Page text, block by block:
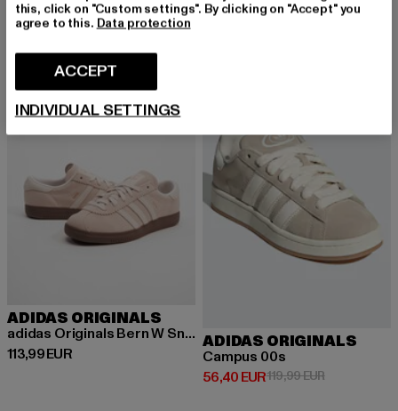
ADIDAS ORIGINALS
adidas Originals Bern W Sneakers
113,99 EUR
Prix courant: 113,99 EUR
ADIDAS ORIGINALS
Campus 00s
56,40 EUR
Prix courant: 56,40 EUR
119,99 EURPrix en
this, click on "Custom settings". By clicking on "Accept" you
agree to this. Data protection
ACCEPT
INDIVIDUAL SETTINGS